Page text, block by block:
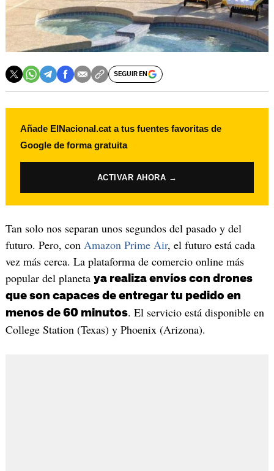
SEGUIR EN
Añade ElNacional.cat a tus fuentes favoritas de
Google de forma gratuita
ACTIVAR AHORA →
Tan solo nos separan unos segundos del pasado y del
futuro. Pero, con Amazon Prime Air, el futuro está cada
vez más cerca. La plataforma de comercio online más
popular del planeta ya realiza envíos con drones
que son capaces de entregar tu pedido en
menos de 60 minutos. El servicio está disponible en
College Station (Texas) y Phoenix (Arizona).